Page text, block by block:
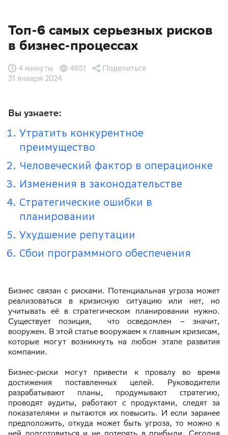
Топ-6 самых серьезных рисков
в бизнес-процессах
31 января 2024
4 минуты 4651 Поделиться
Вы узнаете:
Утратить конкурентное
преимущество
Человеческий фактор в операционке
Изменения в законодательстве
Стратегические ошибки в
планировании
Ухудшение репутации
Сбои программного обеспечения
Бизнес связан с рисками. Потенциальная угроза может
реализоваться в кризисную ситуацию или нет, но
учитывать её в стратегическом планировании нужно.
Существует позиция, что осведомлен – значит,
вооружен. В этой статье вооружаем к главным кризисам,
которые могут возникнуть на любом этапе развития
компании.
Бизнес-риски могут привести к провалу во время
достижения поставленных целей. Руководители
разрабатывают планы, продумывают стратегию,
проводят аудиты, работают с продуктами, следят за
показателями и пытаются их повысить. И если заранее
предположить, откуда может быть угроза, то можно к